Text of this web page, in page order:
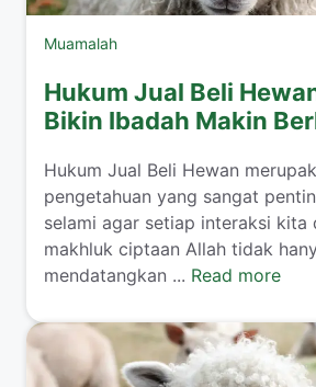
Muamalah
Hukum Jual Beli
Bikin Ibadah Makin
​Hukum Jual Beli Hewan
pengetahuan yang sangat
selami agar setiap interaksi kita
makhluk ciptaan Allah tidak
mendatangkan ... Read more